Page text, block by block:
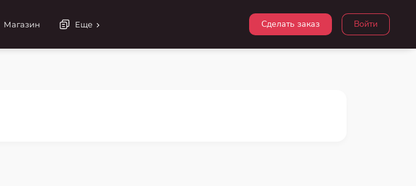
Войти
Сделать заказ
Магазин Еще